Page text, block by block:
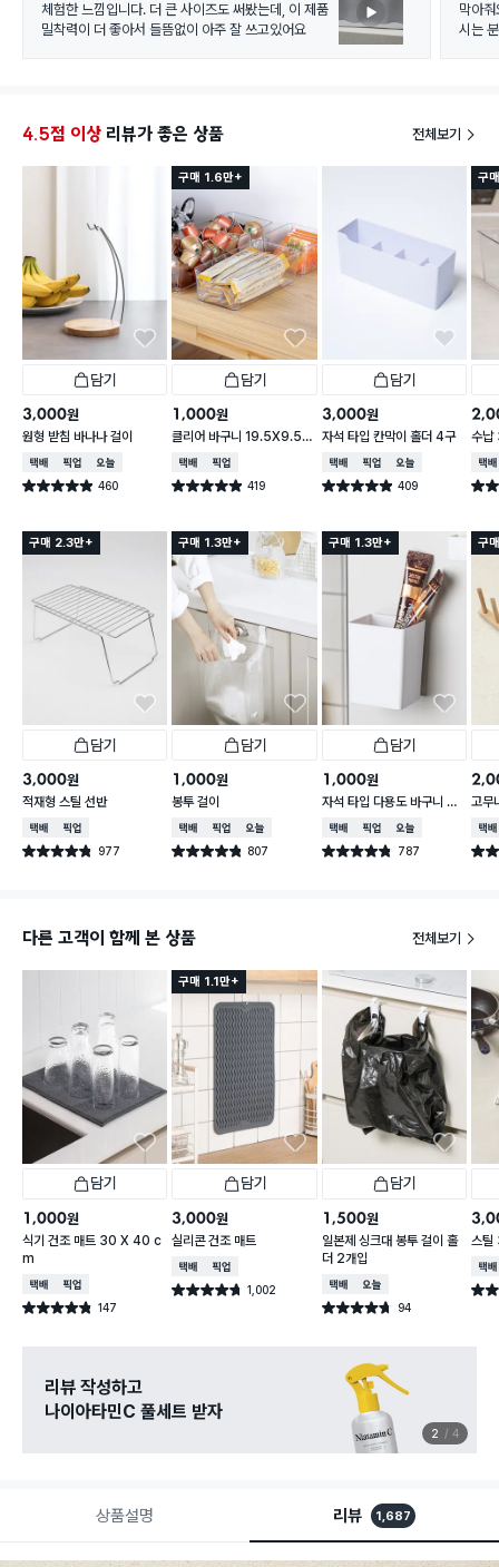
체험한 느낌입니다. 더 큰 사이즈도 써봤는데, 이 제품
밀착력이 더 좋아서 들뜸없이 아주 잘 쓰고있어요
막아
시는
4.5점 이상 리뷰가 좋은 상품 전체보기
담기
3,000원
원형 받침 바나나 걸이
택배배송매장픽업오늘배송
별점 4.9점 460
건 작성
구매 1.6만+
담기
1,000원
클리어 바구니 19.5X9.5X
6.2cm
택배배송매장픽업
별점 4.9점 419
건 작성
담기
3,000원
자석 타입 칸막이 홀더 4구
택배배송매장픽업오늘배송
별점 4.9점 409
건 작성
구
수
택배
별점
구매 2.3만+
담기
3,000원
적재형 스틸 선반
택배배송매장픽업
별점 4.8점 977
건 작성
구매 1.3만+
담기
1,000원
봉투 걸이
택배배송매장픽업오늘배송
별점 4.8점 807
건 작성
구매 1.3만+
담기
1,000원
자석 타입 다용도 바구니 소
형
택배배송매장픽업오늘배송
별점 4.8점 787
건 작성
구
고무
택배
별점
다른 고객이 함께 본 상품 전체보기
담기
1,000원
식기 건조 매트 30 X 40 c
m
택배배송매장픽업
별점 4.8점 147
건 작성
구매 1.1만+
담기
3,000원
실리콘 건조 매트
택배배송매장픽업
별점 4.7점 1,002
건 작성
담기
1,500원
일본제 싱크대 봉투 걸이 홀
더 2개입
택배배송오늘배송
별점 4.7점 94
건 작성
스틸
택배
별점
리뷰 작성하고
나이아타민C 풀세트 받자
2 4
상품설명 리뷰 1,687